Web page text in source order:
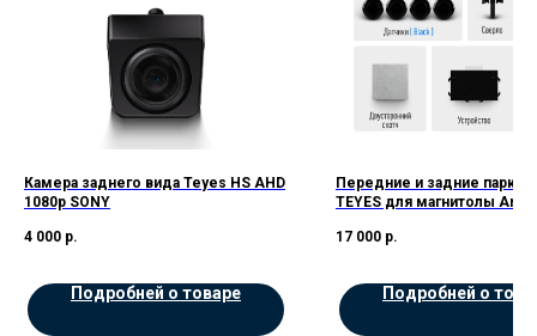
Камера заднего вида Teyes HS AHD
1080p SONY
4 000 р.
Подробней о товаре
Передние и задние
TEYES для магнитолы
17 000 р.
Подробней о